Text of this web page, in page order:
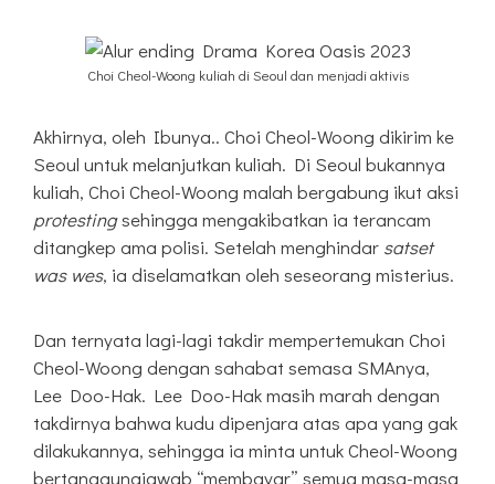
Choi Cheol-Woong kuliah di Seoul dan menjadi aktivis
Akhirnya, oleh Ibunya.. Choi Cheol-Woong dikirim ke
Seoul untuk melanjutkan kuliah. Di Seoul bukannya
kuliah, Choi Cheol-Woong malah bergabung ikut aksi
protestingsehingga mengakibatkan ia terancam
ditangkep ama polisi. Setelah menghindar satset
was wes, ia diselamatkan oleh seseorang misterius.
Dan ternyata lagi-lagi takdir mempertemukan Choi
Cheol-Woong dengan sahabat semasa SMAnya,
Lee Doo-Hak. Lee Doo-Hak masih marah dengan
takdirnya bahwa kudu dipenjara atas apa yang gak
dilakukannya, sehingga ia minta untuk Cheol-Woong
bertanggungjawab “membayar” semua masa-masa